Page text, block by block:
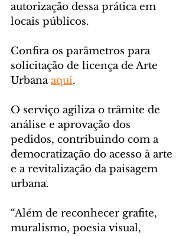
autorização dessa prática em
locais públicos.
Confira os parâmetros para
solicitação de licença de Arte
Urbana aqui.
O serviço agiliza o trâmite de
análise e aprovação dos
pedidos, contribuindo com a
democratização do acesso à arte
e a revitalização da paisagem
urbana.
“Além de reconhecer grafite,
muralismo, poesia visual,